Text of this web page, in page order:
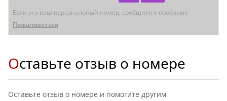
Если это ваш персональный номер, сообщите о проблеме
Пожаловаться
Оставьте отзыв о номере
Оставьте отзыв о номере и помогите другим